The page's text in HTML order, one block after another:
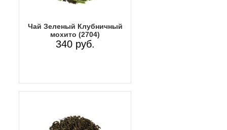
Чай Зеленый Клубничный
мохито (2704)
340 руб.